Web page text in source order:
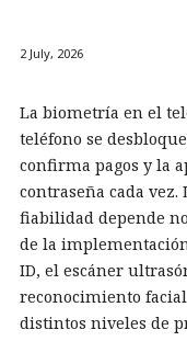
2 July, 2026
La biometría en el
teléfono se
confirma pagos y la
contraseña cada
fiabilidad depende
de la
ID, el escáner
reconocimiento
distintos niveles de